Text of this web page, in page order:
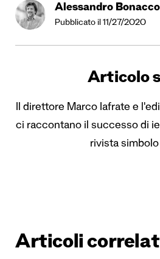
Alessandro
Pubblicato il 11/27/2020
Articolo
Il direttore Marco Iafrate e
ci raccontano il successo di
rivista
Articoli